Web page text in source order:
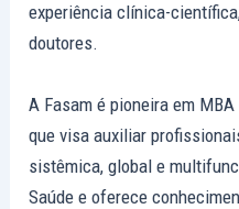
experiência clínica-
doutores.
A Fasam é pioneira em
que visa auxiliar
sistêmica, global e
Saúde e oferece